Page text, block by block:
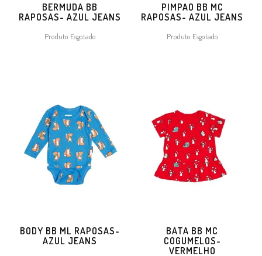
BERMUDA BB
RAPOSAS- AZUL JEANS
Produto Esgotado
PIMPAO BB MC
RAPOSAS- AZUL JEANS
Produto Esgotado
BODY BB ML RAPOSAS-
AZUL JEANS
BATA BB MC
COGUMELOS-
VERMELHO